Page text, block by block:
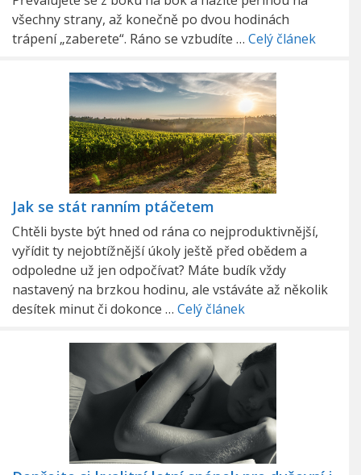
všechny strany, až konečně po dvou hodinách
trápení „zaberete“. Ráno se vzbudíte … Celý článek
Jak se stát ranním ptáčetem
Chtěli byste být hned od rána co nejproduktivnější,
vyřídit ty nejobtížnější úkoly ještě před obědem a
odpoledne už jen odpočívat? Máte budík vždy
nastavený na brzkou hodinu, ale vstáváte až několik
desítek minut či dokonce … Celý článek